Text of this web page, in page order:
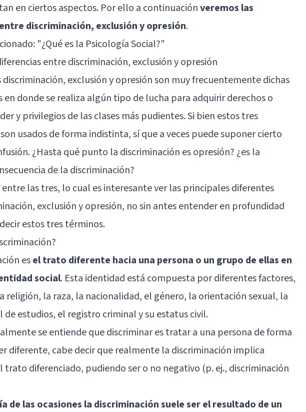
en ciertos aspectos. Por ello a continuaciónveremos las
discriminación, exclusión y opresión.
"¿Qué es la Psicología Social?"
entre discriminación, exclusión y opresión
discriminación, exclusión y opresión son muy frecuentemente dichas
en donde se realiza algún tipo de lucha para adquirir derechos o
y privilegios de las clases más pudientes. Si bien estos tres
usados de forma indistinta, sí que a veces puede suponer cierto
¿Hasta qué punto la discriminación es opresión? ¿es la
de la discriminación?
las tres, lo cual es interesante ver las principales diferentes
exclusión y opresión, no sin antes entender en profundidad
estos tres términos.
esel trato diferente hacia una persona o un grupo de ellas en
social. Esta identidad está compuesta por diferentes factores,
religión, la raza, la nacionalidad, el género, la orientación sexual, la
de estudios, el registro criminal y su estatus civil.
se entiende que discriminar es tratar a una persona de forma
diferente, cabe decir que realmente la discriminación implica
trato diferenciado, pudiendo ser o no negativo (p. ej., discriminación
de las ocasiones la discriminación suele ser el resultado de un